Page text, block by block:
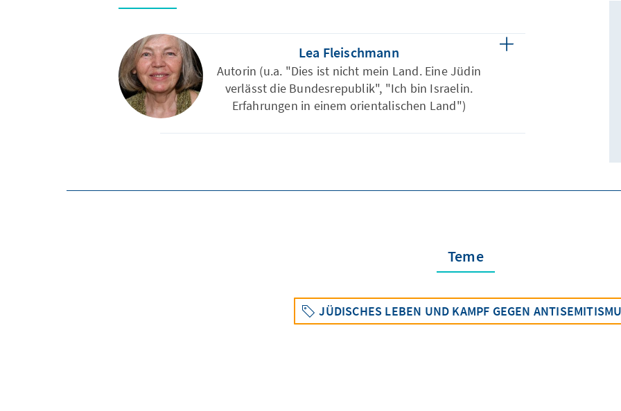
Lea Fleischmann
Autorin (u.a. "Dies ist nicht mein Land. Eine Jüdin
verlässt die Bundesrepublik", "Ich bin Israelin.
Erfahrungen in einem orientalischen Land")
Teme
JÜDISCHES LEBEN UND KAMPF GEGEN